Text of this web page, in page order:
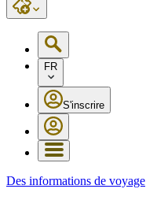
FR
S'inscrire
Des informations de voyage